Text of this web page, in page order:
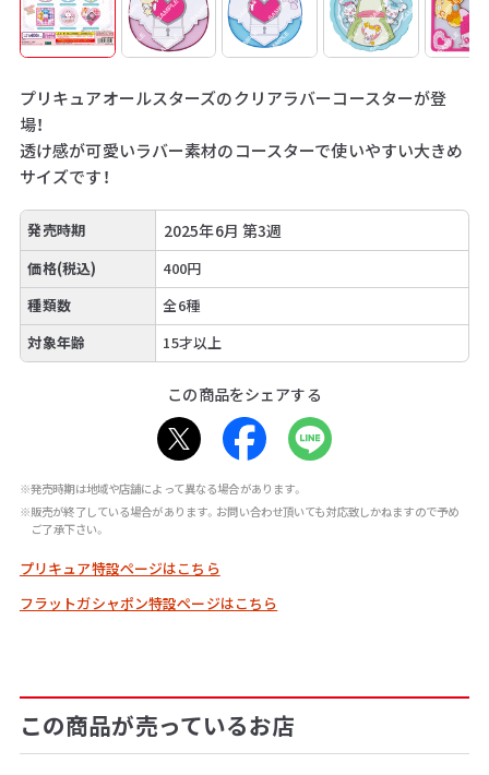
プリキュアオールスターズのクリアラバーコースターが登
場！
透け感が可愛いラバー素材のコースターで使いやすい大きめ
サイズです！
発売時期 2025年6月 第3週
価格(税込)
400円
種類数
全6種
対象年齢
15才以上
この商品をシェアする
※発売時期は地域や店舗によって異なる場合があります。
※販売が終了している場合があります。お問い合わせ頂いても対応致しかねますので予め
ご了承下さい。
プリキュア特設ページはこちら
フラットガシャポン特設ページはこちら
この商品が売っているお店